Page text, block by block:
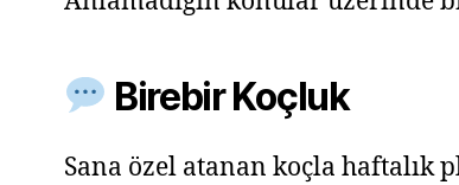
Birebir Koçluk
Sana özel atanan koçla haftalık